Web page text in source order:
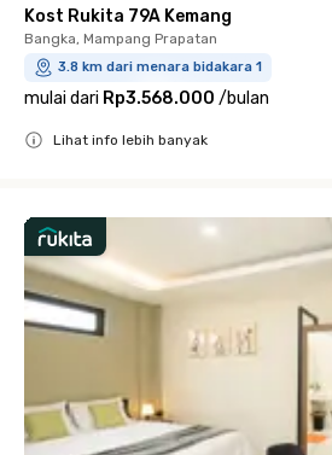
Kost Rukita 79A Kemang
Bangka, Mampang Prapatan
3.8 km dari menara bidakara 1
mulai dari Rp3.568.000 /bulan
Lihat info lebih banyak